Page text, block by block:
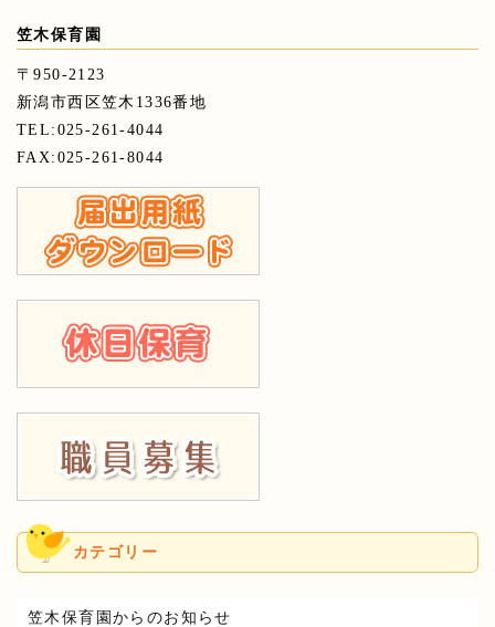
笠木保育園
〒950-2123
新潟市西区笠木1336番地
TEL:025-261-4044
FAX:025-261-8044
カテゴリー
笠木保育園からのお知らせ